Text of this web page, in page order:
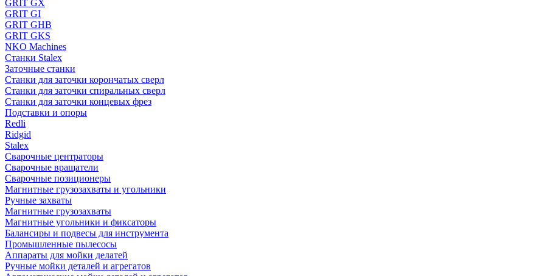
GRIT GX
GRIT GI
GRIT GHB
GRIT GKS
NKO Machines
Станки Stalex
Заточные станки
Станки для заточки корончатых сверл
Станки для заточки спиральных сверл
Станки для заточки концевых фрез
Подставки и опоры
Redli
Ridgid
Stalex
Сварочные центраторы
Сварочные вращатели
Сварочные позиционеры
Магнитные грузозахваты и угольники
Ручные захваты
Магнитные грузозахваты
Магнитные угольники и фиксаторы
Балансиры и подвесы для инструмента
Промышленные пылесосы
Аппараты для мойки делатей
Ручные мойки деталей и агрегатов